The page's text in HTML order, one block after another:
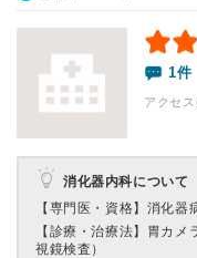
1件
アクセ
消化器内科について
【専門医・資格】 消化器
【診療・治療法】 胃カメ
視鏡検査）